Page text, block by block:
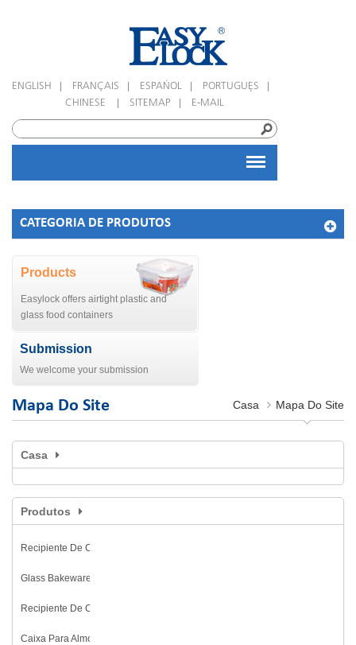
ENGLISH FRANÇAIS ESPAÑOL PORTUGUÊS
CHINESE SITEMAP E-MAIL
CATEGORIA DE PRODUTOS
Products
Easylock offers airtight plastic and
glass food containers
Submission
We welcome your submission
Mapa Do Site Casa Mapa Do Site
Casa
Produtos
Recipiente De Comida Em Plástico
Glass Bakeware
Recipiente De Comida Em Vidro
Caixa Para Almoço